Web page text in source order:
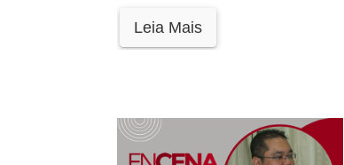
Leia Mais